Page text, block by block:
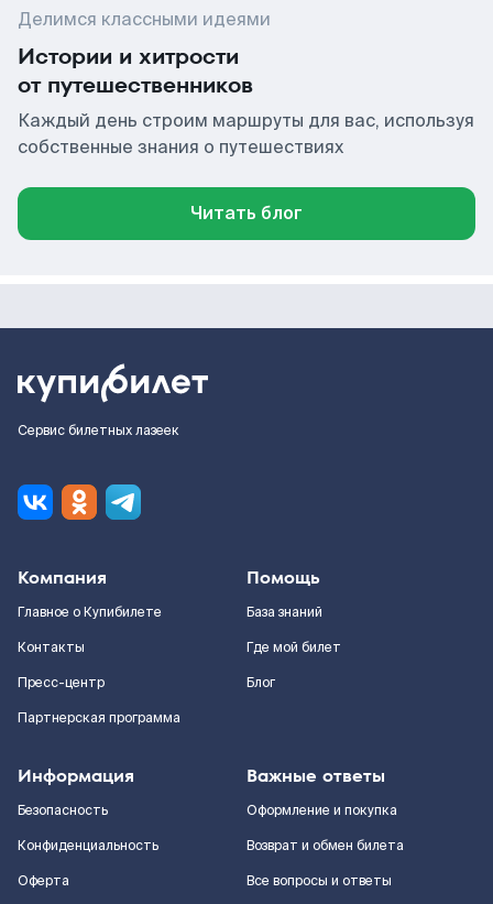
Делимся классными идеями
Истории и хитрости
от путешественников
Каждый день строим маршруты для вас, используя
собственные знания о путешествиях
Читать блог
Сервис билетных лазеек
Компания
Главное о Купибилете
Контакты
Пресс-центр
Партнерская программа
Помощь
База знаний
Где мой билет
Блог
Информация
Безопасность
Конфиденциальность
Оферта
Важные ответы
Оформление и покупка
Возврат и обмен билета
Все вопросы и ответы